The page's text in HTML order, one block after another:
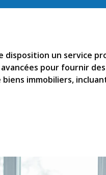
disposition un service
pour fournir
biens immobiliers,